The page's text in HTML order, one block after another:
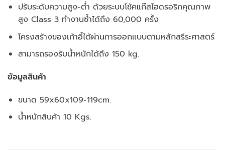
ปรับระดับความสูง-ต่ำ ด้วยระบบโช้คแก๊สไฮดรอริกคุณภาพ
สูง Class 3 ทำงานซ้ำได้ถึง 60,000 ครั้ง
โครงสร้างของเก้าอี้ได้ผ่านการออกแบบตามหลักสรีระศาสตร์
สามารถรองรับน้ำหนักได้ถึง 150 kg.
ข้อมูลสินค้า
ขนาด 59x60x109-119cm.
น้ำหนักสินค้า 10 Kgs.